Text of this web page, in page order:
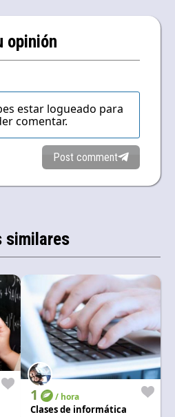
opinión
estar logueado para
comentar.
Post comment
similares
1 / hora
Clases de informática